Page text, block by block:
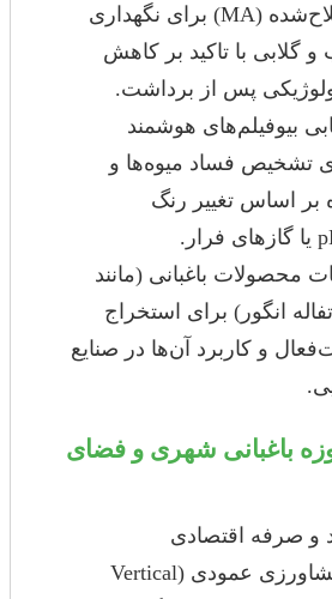
و اتمسفر اصلاح‌شده (MA) برای نگهداری
گلابی با تاکید بر کاهش
پس از برداشت.
بیوفیلم‌های هوشمند
تشخیص فساد میوه‌ها و
بر اساس تغییر رنگ
محصولات باغبانی (مانند
انگور) برای استخراج
و کاربرد آن‌ها در صنایع
باغبانی شهری و فضای
و صرفه اقتصادی
سیستم‌های کشاورزی عمودی (Vertical